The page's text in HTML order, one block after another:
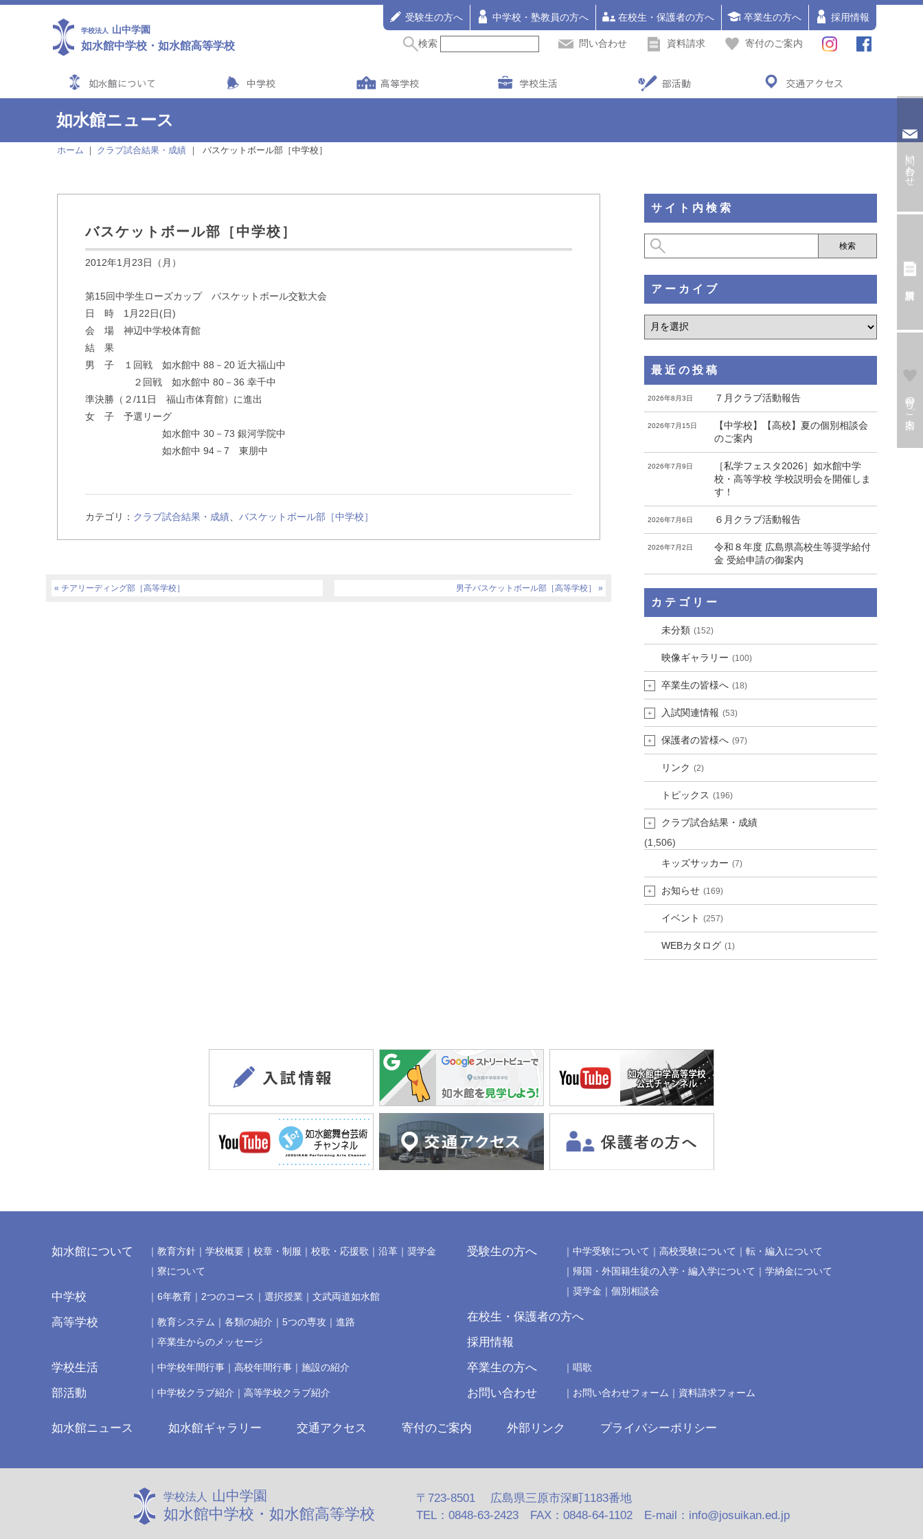
学校法人 山中学園
如水館中学校 ・如水館高等学校 検索 問い合わせ 資料請求 寄付のご案内
受験生の方へ 中学校・塾教員の方へ 在校生・保護者の方へ 卒業生の方へ 採用情報
如水館について 中学校 高等学校 学校生活 部活動 交通アクセス
問い合わせ
寄付のご案内
如水館ニュース
ホーム クラブ試合結果・成績 バスケットボール部［中学校］
バスケットボール部［中学校］
2012年1月23日（月）
第15回中学生ローズカップ バスケットボール交歓大会
日 時 1月22日(日)
会 場 神辺中学校体育館
結 果
男 子 １回戦 如水館中 88－20 近大福山中
２回戦 如水館中 80－36 幸千中
準決勝（２/11日 福山市体育館）に進出
女 子 予選リーグ
如水館中 30－73 銀河学院中
如水館中 94－7 東朋中
カテゴリ： クラブ試合結果・成績 、バスケットボール部［中学校］
チアリーディング部［高等学校］ 男子バスケットボール部［高等学校］
サイト内検索
アーカイブ
最近の投稿
７月クラブ活動報告
2026年8月3日
【中学校】【高校】夏の個別相談会
のご案内
2026年7月15日
［私学フェスタ2026］如水館中学
校・高等学校 学校説明会を開催しま
す！
2026年7月9日
６月クラブ活動報告
2026年7月6日
令和８年度 広島県高校生等奨学給付
金 受給申請の御案内
2026年7月2日
カテゴリー
未分類 (152)
映像ギャラリー (100)
卒業生の皆様へ (18)
入試関連情報 (53)
保護者の皆様へ (97)
リンク (2)
トピックス (196)
クラブ試合結果・成績
(1,506)
キッズサッカー (7)
お知らせ (169)
イベント (257)
WEBカタログ (1)
如水館について 教育方針 学校概要 校章・制服 校歌・応援歌 沿革
奨学金
寮について
中学校 6年教育 2つのコース 選択授業 文武両道如水館
高等学校 教育システム 各類の紹介 5つの専攻
進路
卒業生からのメッセージ
学校生活 中学校年間行事 高校年間行事 施設の紹介
部活動 中学校クラブ紹介 高等学校クラブ紹介
受験生の方へ 中学受験について 高校受験について
転・編入について
帰国・外国籍生徒の入学・編入学について
学納金について
奨学金
個別相談会
在校生・保護者の方へ
採用情報
卒業生の方へ
唱歌
お問い合わせ お問い合わせフォーム 資料請求フォーム
如水館ニュース 如水館ギャラリー 交通アクセス 寄付のご案内 外部リンク プライバシーポリシー
学校法人 山中学園
如水館中学校・如水館高等学校
〒723-8501 広島県三原市深町1183番地
TEL：0848-63-2423 FAX：0848-64-1102 E-mail：info@josuikan.ed.jp